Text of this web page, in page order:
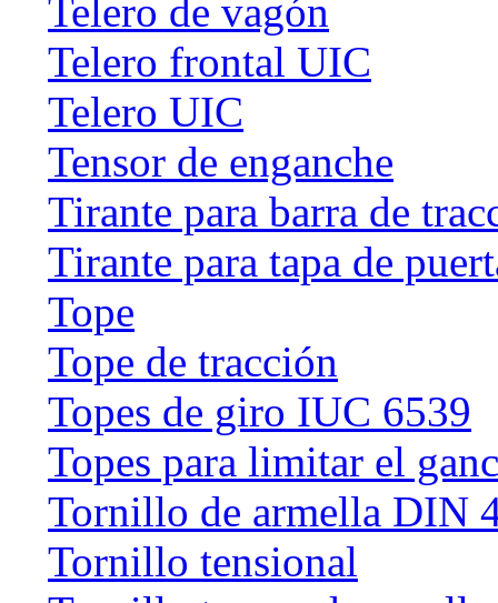
Telero de vagón
Telero frontal UIC
Telero UIC
Tensor de enganche
Tirante para barra de
Tirante para tapa de
Tope
Tope de tracción
Topes de giro IUC 6539
Topes para limitar el
Tornillo de armella DIN
Tornillo tensional